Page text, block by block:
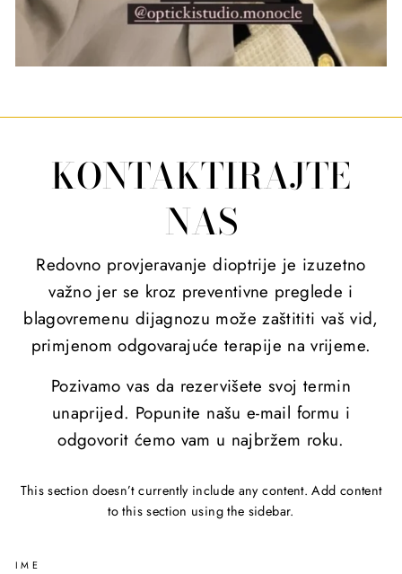
KONTAKTIRAJTE
NAS
Redovno provjeravanje dioptrije je izuzetno
važno jer se kroz preventivne preglede i
blagovremenu dijagnozu može zaštititi vaš vid,
primjenom odgovarajuće terapije na vrijeme.
Pozivamo vas da rezervišete svoj termin
unaprijed. Popunite našu e-mail formu i
odgovorit ćemo vam u najbržem roku.
This section doesn’t currently include any content. Add content
to this section using the sidebar.
IME